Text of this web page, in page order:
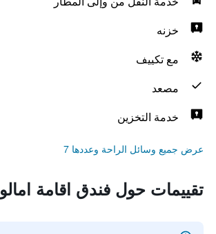
خزنه
مع تكييف
مصعد
خدمة التخزين
عرض جميع وسائل الراحة وعددها 7
تقييمات حول فندق اقامة امالو